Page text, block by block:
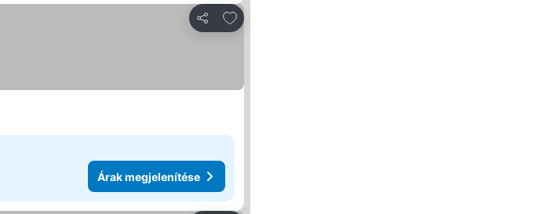
Megosztás
Hozzáadás a kedvencekhez
Árak megjelenítése